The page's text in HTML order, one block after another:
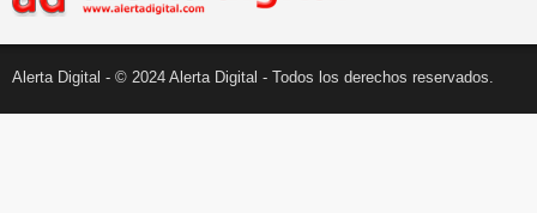
Alerta Digital - © 2024 Alerta Digital - Todos los derechos reservados.